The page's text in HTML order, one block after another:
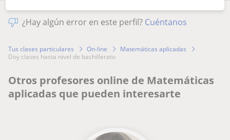
¿Hay algún error en este perfil? Cuéntanos
Tus clases particulares On-line
Matemáticas aplicadas
doy clases hasta nivel de bachillerato
Otros profesores online de Matemáticas
aplicadas que pueden interesarte